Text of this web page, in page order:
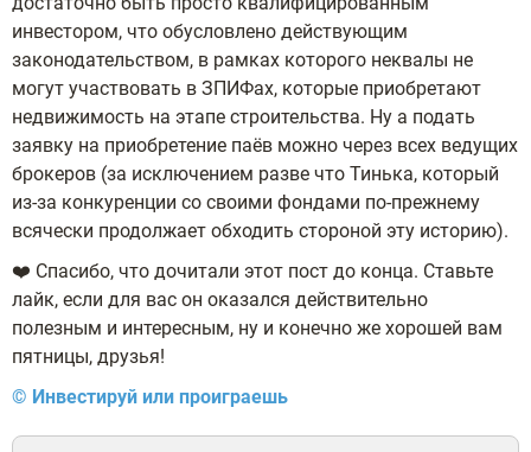
инвестором, что обусловлено действующим
законодательством, в рамках которого неквалы не
могут участвовать в ЗПИФах, которые приобретают
недвижимость на этапе строительства. Ну а подать
заявку на приобретение паёв можно через всех ведущих
брокеров (за исключением разве что Тинька, который
из-за конкуренции со своими фондами по-прежнему
всячески продолжает обходить стороной эту историю).
❤️ Спасибо, что дочитали этот пост до конца. Ставьте
лайк, если для вас он оказался действительно
полезным и интересным, ну и конечно же хорошей вам
пятницы, друзья!
© Инвестируй или проиграешь